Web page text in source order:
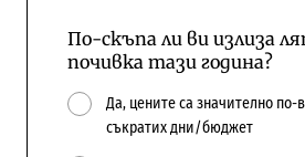
По-скъпа ли ви излиза
почивка тази година?
Да, цените са значително по-
съкратих дни/бюджет